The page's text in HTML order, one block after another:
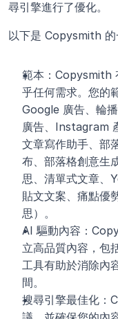
尋引擎進行了優化。
以下是 Copysmith 的
範本：Copysmith
乎任何需求。您的
Google 廣告、輪
廣告、Instagram
文章寫作助手、部
布、部落格創意生
思、清單式文章、
貼文文案、痛點優
思）。
AI 驅動內容：
立高品質內容，包
工具有助於消除內
間。
搜尋引擎最佳化：